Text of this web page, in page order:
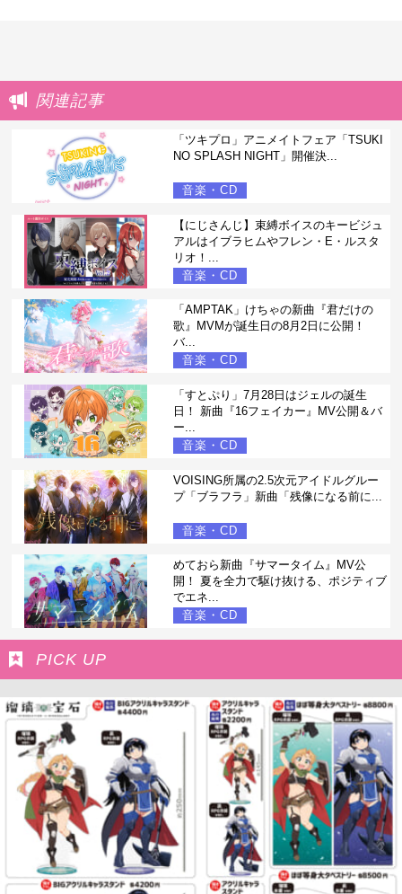
関連記事
「ツキプロ」アニメイトフェア「TSUKI
NO SPLASH NIGHT」開催決...
音楽・CD
【にじさんじ】束縛ボイスのキービジュ
アルはイブラヒムやフレン・E・ルスタ
リオ！...
音楽・CD
「AMPTAK」けちゃの新曲『君だけの
歌』MVMが誕生日の8月2日に公開！
バ...
音楽・CD
「すとぷり」7月28日はジェルの誕生
日！ 新曲『16フェイカー』MV公開＆バ
ー...
音楽・CD
VOISING所属の2.5次元アイドルグルー
プ「ブラフラ」新曲「残像になる前に...
音楽・CD
めておら新曲『サマータイム』MV公
開！ 夏を全力で駆け抜ける、ポジティブ
でエネ...
音楽・CD
PICK UP